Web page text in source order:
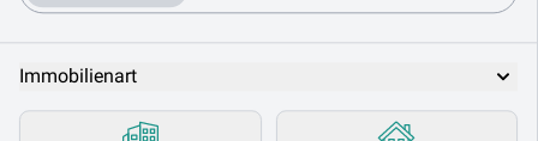
Immobilienart